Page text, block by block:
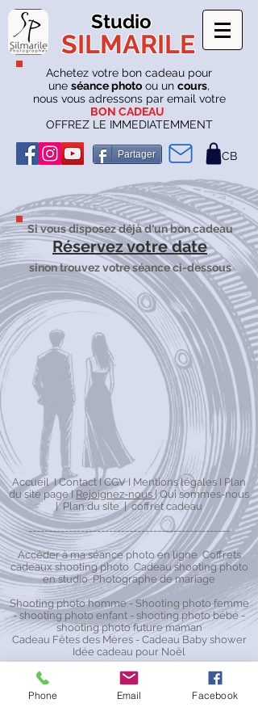
SILMARILE
Studio
Achetez votre bon cadeau pour
une séance photo ou un cours,
nous vous adressons par email votre
BON CADEAU
OFFREZ LE IMMEDIATEMMENT
Partager CB
Si vous disposez déjà d'un bon cadeau
Réservez votre date
sinon trouvez votre séance ci-dessous
AccueilIContactI CGVI Mentions légales I Plan
du site pageI Rejoignez-nous|Qui sommes-nous​
| Plan du site|coffret cadeau
--------------------------------------------------
Accéder à ma séance photo en ligne Coffrets
cadeaux shooting photo Cadeau shooting photo
en studio Photographe de mariage
Shooting photo homme- Shooting photo femme
-shooting photo enfant - shooting photo bébé-
shooting photo future maman
Cadeau Fêtes des Mères- Cadeau Baby shower
Idée cadeau pour Noël
Shooting Photo à Paris
Studio photo à Puteaux - Shooting photo à
Puteaux
Studio photo à Herblay - Shooting photo à
Phone Email Facebook